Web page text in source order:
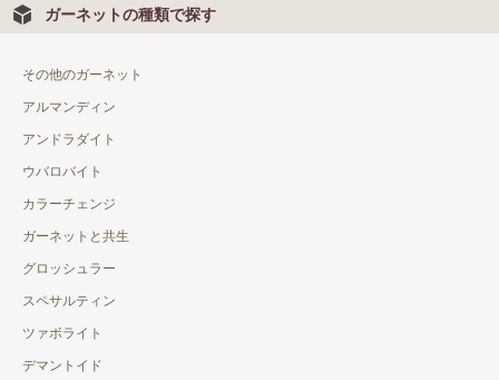
ガーネットの種類で探す
その他のガーネット
アルマンディン
アンドラダイト
ウバロバイト
カラーチェンジ
ガーネットと共生
グロッシュラー
スペサルティン
ツァボライト
デマントイド